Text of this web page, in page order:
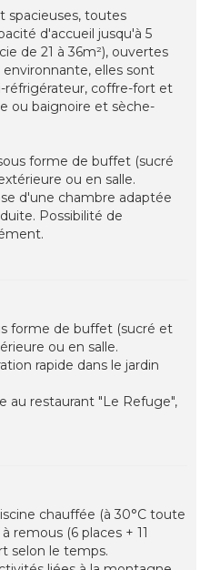
spacieuses, toutes
d'accueil jusqu'à 5
de 21 à 36m²), ouvertes
elles sont
réfrigérateur, coffre-fort et
ou baignoire et sèche-
forme de buffet (sucré
ou en salle.
d'une chambre adaptée
Possibilité de
forme de buffet (sucré et
ou en salle.
rapide dans le jardin
au restaurant "Le Refuge",
chauffée (à 30°C toute
remous (6 places + 11
selon le temps.